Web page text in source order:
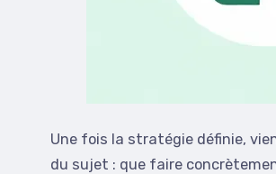
Une fois la stratégie définie,
du sujet : que faire